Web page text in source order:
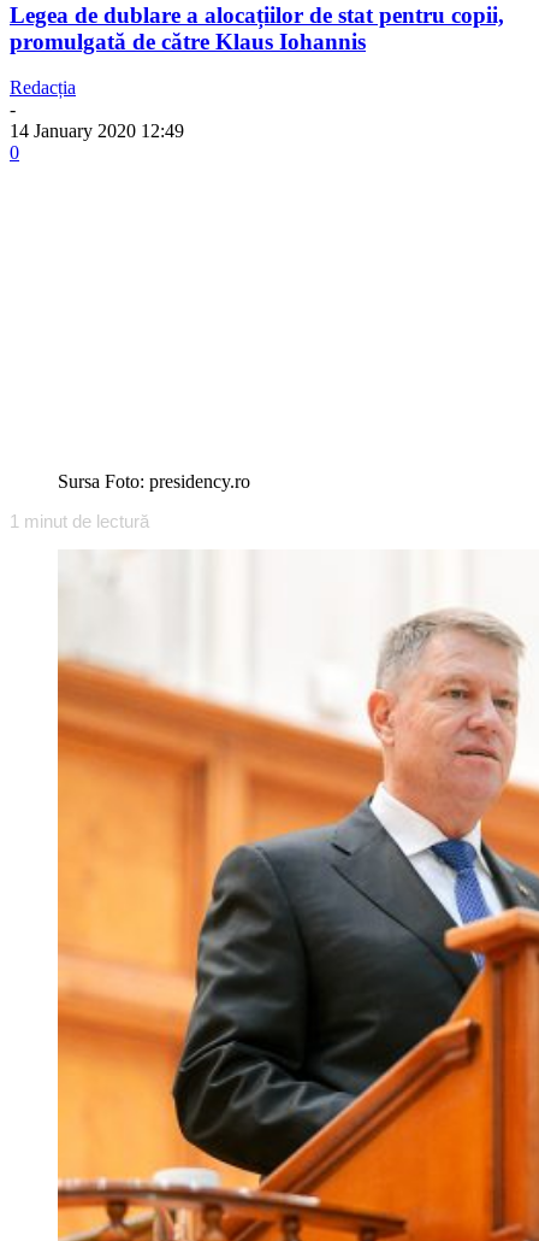
Legea de dublare a alocațiilor de stat pentru copii,
promulgată de către Klaus Iohannis
Redacția
-
14 January 2020 12:49
0
Sursa Foto: presidency.ro
1 minut de lectură